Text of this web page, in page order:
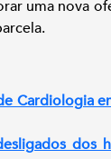
uma nova
Cardiologia
dos